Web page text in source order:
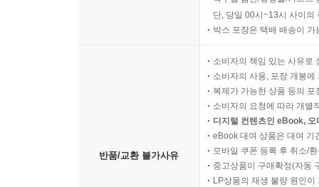
단, 당일 00시~13시 사이의
박스 포장은 택배 배송이
반품/교환 불가사유
소비자의 책임 있는 사유로
소비자의 사용, 포장 개봉
복제가 가능한 상품 등의
소비자의 요청에 따라 개별
디지털 컨텐츠인 eBook,
eBook 대여 상품은 대여 기
모바일 쿠폰 등록 후 취소/
중고상품이 구매확정(자동
LP상품의 재생 불량 원인